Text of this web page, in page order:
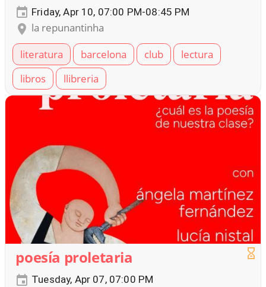
Friday, Apr 10, 07:00 PM-08:45 PM
la repunantinha
literatura
barcelona club
lectura
libros
llibreria
poesía proletaria
Tuesday, Apr 07, 07:00 PM